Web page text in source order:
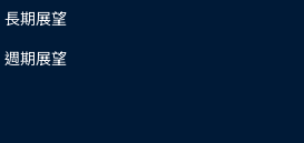
長期展望
週期展望